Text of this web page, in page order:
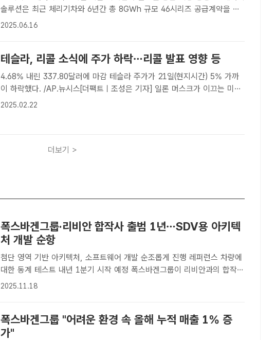
솔루션은 최근 체리기차와 6년간 총 8GWh 규모 46시리즈 공급계약을 체
결했다. LG에너지솔루션 46시리즈 제품. /LG에너지솔루션[더팩트ㅣ최의종
2025.06.16
테슬라, 리콜 소식에 주가 하락…리콜 발표 영향 등
4.68% 내린 337.80달러에 마감 테슬라 주가가 21일(현지시간) 5% 가까
이 하락했다. /AP.뉴시스[더팩트ㅣ조성은 기자] 일론 머스크가 이끄는 미국
전기차 업체 테슬라 주가가 21일(현지시간) 5% 가까이 하락했다.이날 뉴욕
2025.02.22
더보기 >
폭스바겐그룹·리비안 합작사 출범 1년…SDV용 아키텍
처 개발 순항
첨단 영역 기반 아키텍처, 소프트웨어 개발 순조롭게 진행 레퍼런스 차량에
대한 동계 테스트 내년 1분기 시작 예정 폭스바겐그룹이 리비안과의 합작사
RV 테크 출범 1년, 미래 SDV를 위한 영역 기반 아키텍처 개발이 순조롭게
2025.11.18
폭스바겐그룹 "어려운 환경 속 올해 누적 매출 1% 증
가"